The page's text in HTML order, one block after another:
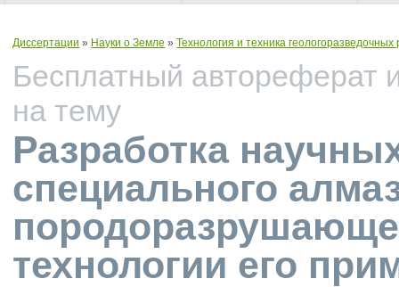
Диссертации » Науки о Земле »Технология и техника геологоразведочных
Бесплатный автореферат
на тему
Разработка
специального
технологии его